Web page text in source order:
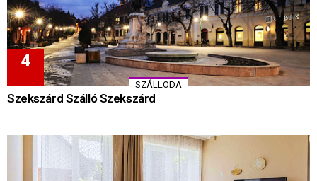
SZÁLLODA
Szekszárd Szálló Szekszárd